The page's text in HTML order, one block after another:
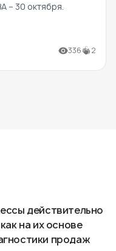
– 30 октября.
336 2
действительно
на их основе
продаж